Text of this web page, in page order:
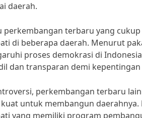
daerah.
perkembangan terbaru yang
di beberapa daerah. Menurut
proses demokrasi di
dan transparan demi kepentingan
perkembangan terbaru
untuk membangun
yang memiliki program